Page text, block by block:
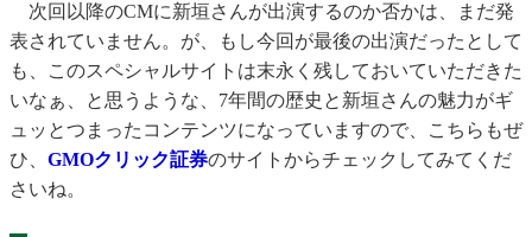
次回以降のCMに新垣さんが出演するのか否かは、まだ発
表されていません。が、もし今回が最後の出演だったとして
も、このスペシャルサイトは末永く残しておいていただきた
いなぁ、と思うような、7年間の歴史と新垣さんの魅力がギ
ュッとつまったコンテンツになっていますので、こちらもぜ
ひ、 GMOクリック証券のサイトからチェックしてみてくだ
さいね。